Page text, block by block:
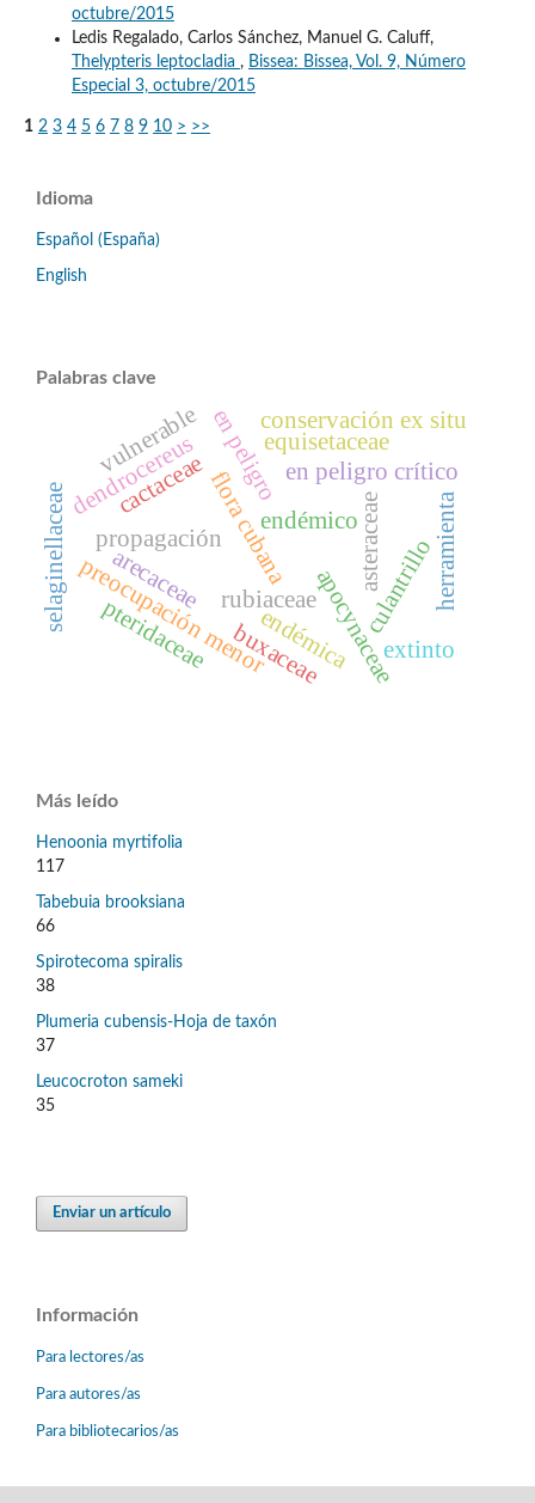
octubre/2015
Ledis Regalado, Carlos Sánchez, Manuel G. Caluff,
Thelypteris leptocladia , Bissea: Bissea, Vol. 9, Número
Especial 3, octubre/2015
1 2 3 4 5 6 7 8 9 10 > >>
Idioma
Español (España)
English
Palabras clave
asteraceae
endémico
flora cubana
preocupación menorrubiaceaeapocynaceae
endémica
arecaceae
en peligro crítico
cactaceae
dendrocereus
propagación culantrillo
en peligro
pteridaceae
equisetaceae
selaginellaceae herramienta
vulnerable conservación ex situ
extinto
buxaceae
Más leído
Henoonia myrtifolia
117
Tabebuia brooksiana
66
Spirotecoma spiralis
38
Plumeria cubensis-Hoja de taxón
37
Leucocroton sameki
35
Enviar un artículo
Información
Para lectores/as
Para autores/as
Para bibliotecarios/as